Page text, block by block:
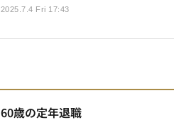
2025.7.4 Fri 17:43
60歳の定年退職